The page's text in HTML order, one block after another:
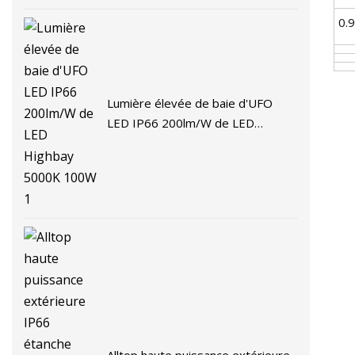
Lumière élevée de baie d'UFO
LED IP66 200lm/W de LED